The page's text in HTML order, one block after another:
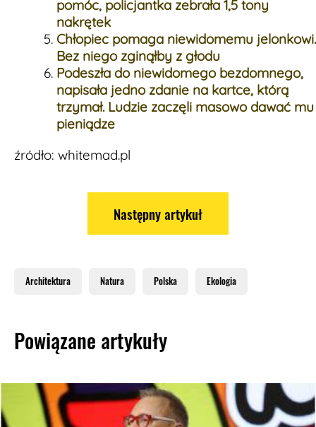
pomóc, policjantka zebrała 1,5 tony
nakrętek
Chłopiec pomaga niewidomemu jelonkowi.
Bez niego zginąłby z głodu
Podeszła do niewidomego bezdomnego,
napisała jedno zdanie na kartce, którą
trzymał. Ludzie zaczęli masowo dawać mu
pieniądze
źródło: whitemad.pl
Następny artykuł
Architektura Natura Polska Ekologia
Powiązane artykuły